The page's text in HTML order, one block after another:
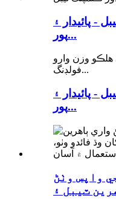
- پائيدار ۽
پور...
وزن وارو
فولڊنگ...
- پائيدار ۽
پور...
واپس وٺڻ